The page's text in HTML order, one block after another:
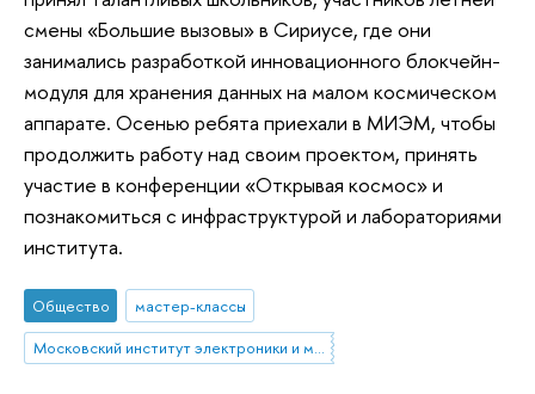
смены «Большие вызовы» в Сириусе, где они
занимались разработкой инновационного блокчейн-
модуля для хранения данных на малом космическом
аппарате. Осенью ребята приехали в МИЭМ, чтобы
продолжить работу над своим проектом, принять
участие в конференции «Открывая космос» и
познакомиться с инфраструктурой и лабораториями
института.
Общество
мастер-классы
Московский институт электроники и математики им. А.Н. Тихонова